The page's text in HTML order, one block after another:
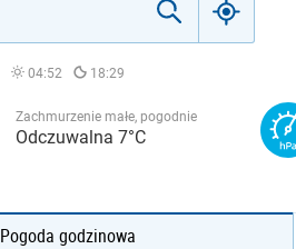
04:52 18:29
Zachmurzenie małe, pogodnie
Odczuwalna 7°C
Pogoda godzinowa